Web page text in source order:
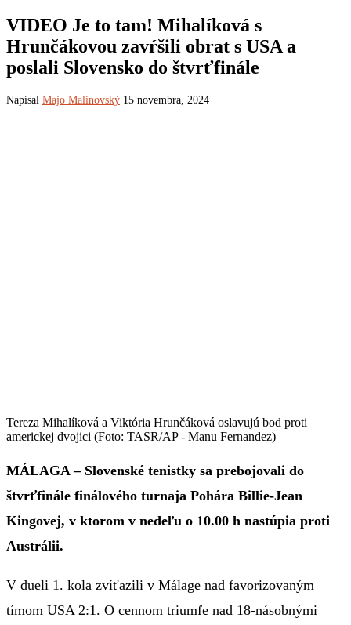
VIDEO Je to tam! Mihalíková s
Hrunčákovou zavŕšili obrat s USA a
poslali Slovensko do štvrťfinále
Napísal Majo Malinovský 15 novembra, 2024
Tereza Mihalíková a Viktória Hrunčáková oslavujú bod proti
americkej dvojici (Foto: TASR/AP - Manu Fernandez)
MÁLAGA – Slovenské tenistky sa prebojovali do
štvrťfinále finálového turnaja Pohára Billie-Jean
Kingovej, v ktorom v nedeľu o 10.00 h nastúpia proti
Austrálii.
V dueli 1. kola zvíťazili v Málage nad favorizovaným
tímom USA 2:1. O cennom triumfe nad 18-násobnými